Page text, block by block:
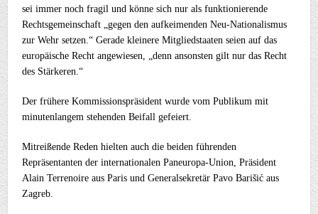
sei immer noch fragil und könne sich nur als funktionierende
Rechtsgemeinschaft „gegen den aufkeimenden Neu-Nationalismus
zur Wehr setzen.“ Gerade kleinere Mitgliedstaaten seien auf das
europäische Recht angewiesen, „denn ansonsten gilt nur das Recht
des Stärkeren.“
Der frühere Kommissionspräsident wurde vom Publikum mit
minutenlangem stehenden Beifall gefeiert.
Mitreißende Reden hielten auch die beiden führenden
Repräsentanten der internationalen Paneuropa-Union, Präsident
Alain Terrenoire aus Paris und Generalsekretär Pavo Barišić aus
Zagreb.